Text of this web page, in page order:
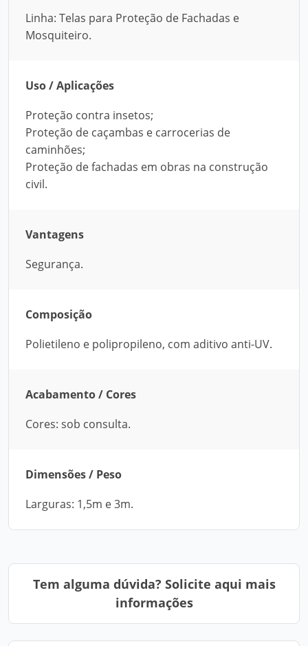
Linha: Telas para Proteção de Fachadas e
Mosquiteiro.
Uso / Aplicações
Proteção contra insetos;
Proteção de caçambas e carrocerias de
caminhões;
Proteção de fachadas em obras na construção
civil.
Vantagens
Segurança.
Composição
Polietileno e polipropileno, com aditivo anti-UV.
Acabamento / Cores
Cores: sob consulta.
Dimensões / Peso
Larguras: 1,5m e 3m.
Tem alguma dúvida? Solicite aqui mais
informações